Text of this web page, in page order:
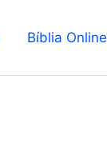
Bíblia Online